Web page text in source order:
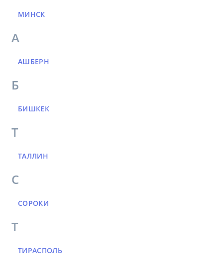
МИНСК
А
АШБЕРН
Б
БИШКЕК
Т
ТАЛЛИН
С
СОРОКИ
Т
ТИРАСПОЛЬ